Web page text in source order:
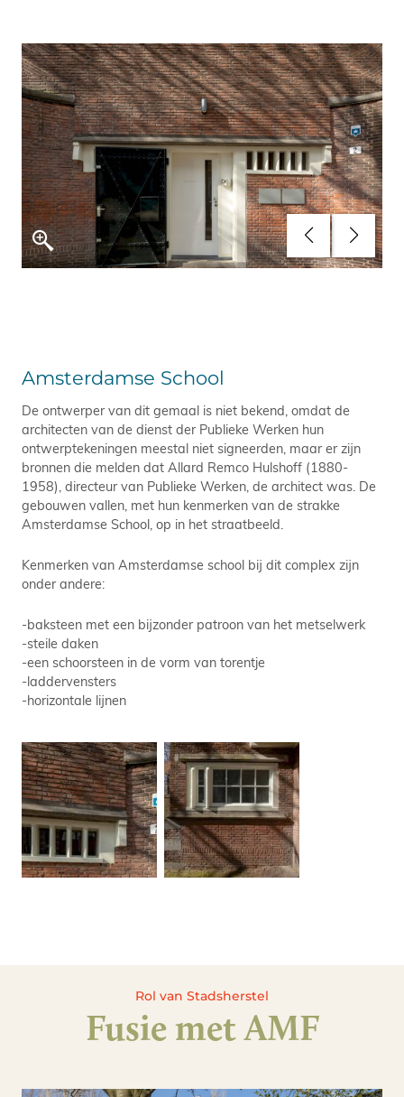
Amsterdamse School
De ontwerper van dit gemaal is niet bekend, omdat de
architecten van de dienst der Publieke Werken hun
ontwerptekeningen meestal niet signeerden, maar er zijn
bronnen die melden dat Allard Remco Hulshoff (1880-
1958), directeur van Publieke Werken, de architect was. De
gebouwen vallen, met hun kenmerken van de strakke
Amsterdamse School, op in het straatbeeld.
Kenmerken van Amsterdamse school bij dit complex zijn
onder andere:
-baksteen met een bijzonder patroon van het metselwerk
-steile daken
-een schoorsteen in de vorm van torentje
-laddervensters
-horizontale lijnen
Rol van Stadsherstel
Fusie met AMF